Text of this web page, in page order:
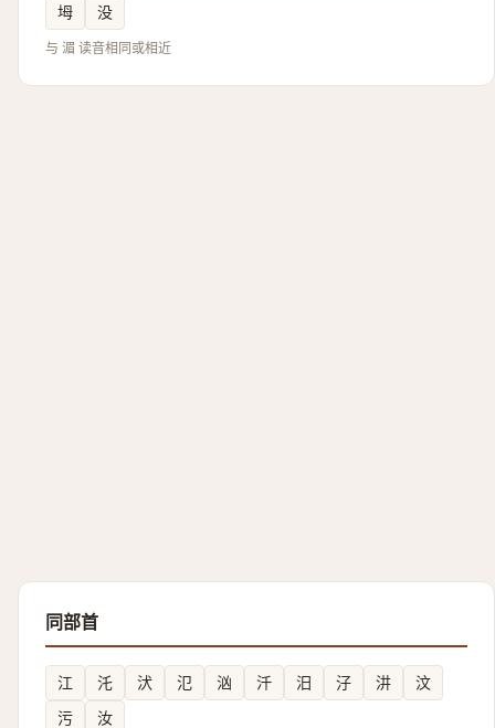
坶
没
与 湄 读音相同或相近
同部首
江 汑 汱 氾 汹 汘 汨 汓 汫
汶
污
汝